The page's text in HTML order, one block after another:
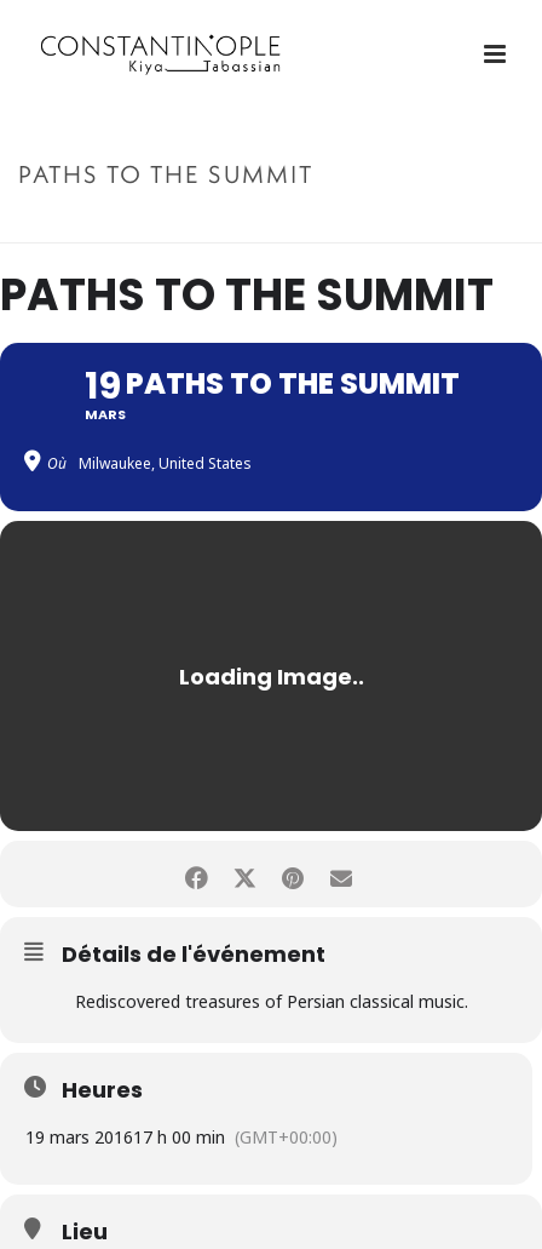
PATHS TO THE SUMMIT
PATHS TO THE SUMMIT
19
MARS
PATHS TO THE SUMMIT
Où Milwaukee, United States
Détails de l'événement
Rediscovered treasures of Persian classical music.
Heures
19 mars 201617 h 00 min (GMT+00:00)
Lieu